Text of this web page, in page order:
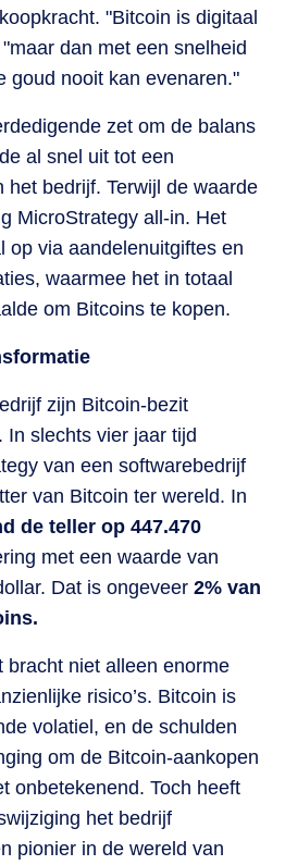
"Bitcoin is digitaal
dan met een snelheid
goud nooit kan evenaren."
zet om de balans
al snel uit tot een
het bedrijf. Terwijl de waarde
MicroStrategy all-in. Het
op via aandelenuitgiftes en
waarmee het in totaal
om Bitcoins te kopen.
zijn Bitcoin-bezit
slechts vier jaar tijd
van een softwarebedrijf
van Bitcoin ter wereld. In
de teller op 447.470
met een waarde van
Dat is ongeveer 2% van
bracht niet alleen enorme
risico’s. Bitcoin is
volatiel, en de schulden
om de Bitcoin-aankopen
onbetekenend. Toch heeft
het bedrijf
pionier in de wereld van